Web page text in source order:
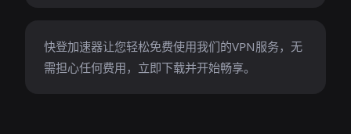
快登加速器让您轻松免费使用我们的VPN服务，无
需担心任何费用，立即下载并开始畅享。